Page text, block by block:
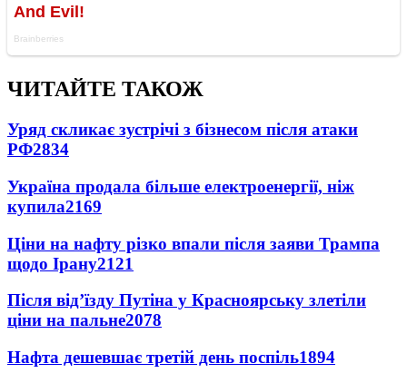
ЧИТАЙТЕ ТАКОЖ
Уряд скликає зустрічі з бізнесом після атаки
РФ2834
Україна продала більше електроенергії, ніж
купила2169
Ціни на нафту різко впали після заяви Трампа
щодо Ірану2121
Після від’їзду Путіна у Красноярську злетіли
ціни на пальне2078
Нафта дешевшає третій день поспіль1894